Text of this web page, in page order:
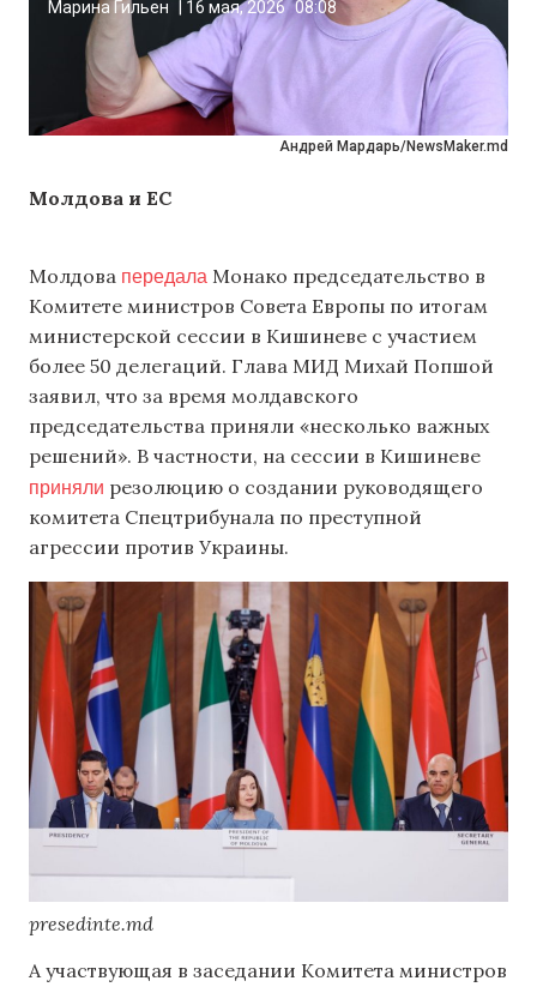
Андрей Мардарь/NewsMaker.md
Марина Гильен 16 мая, 2026 08:08
Молдова и ЕС
Молдова передала Монако председательство в
Комитете министров Совета Европы по итогам
министерской сессии в Кишиневе с участием
более 50 делегаций. Глава МИД Михай Попшой
заявил, что за время молдавского
председательства приняли «несколько важных
решений». В частности, на сессии в Кишиневе
приняли резолюцию о создании руководящего
комитета Спецтрибунала по преступной
агрессии против Украины.
presedinte.md
А участвующая в заседании Комитета министров